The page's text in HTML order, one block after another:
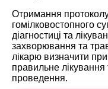
Отримання
гомілковостопного
діагностиці та
захворювання та
лікарю визначити
правильне
проведення.